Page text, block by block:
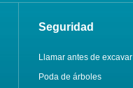
Seguridad
Llamar antes de excavar
Poda de árboles